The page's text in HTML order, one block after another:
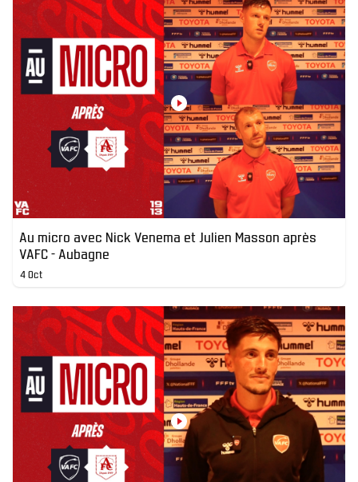
Au micro avec Nick Venema et Julien Masson après
VAFC - Aubagne
4 Oct